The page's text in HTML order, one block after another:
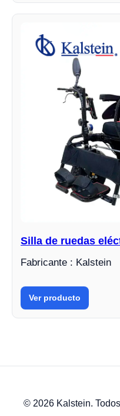
Silla de ruedas
Fabricante : Kalstein
Ver producto
© 2026 Kalstein.